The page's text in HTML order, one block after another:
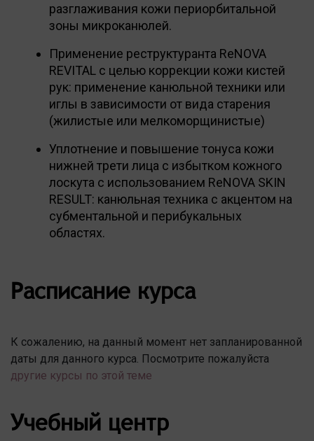
разглаживания кожи периорбитальной
зоны микроканюлей.
Применение реструктуранта ReNOVA
REVITAL с целью коррекции кожи кистей
рук: применение канюльной техники или
иглы в зависимости от вида старения
(жилистые или мелкоморщинистые)
Уплотнение и повышение тонуса кожи
нижней трети лица с избытком кожного
лоскута с использованием ReNOVA SKIN
RESULT: канюльная техника с акцентом на
субментальной и перибукальных
областях.
Расписание курса
К сожалению, на данный момент нет запланированной
даты для данного курса. Посмотрите пожалуйста
другие курсы по этой теме
Учебный центр